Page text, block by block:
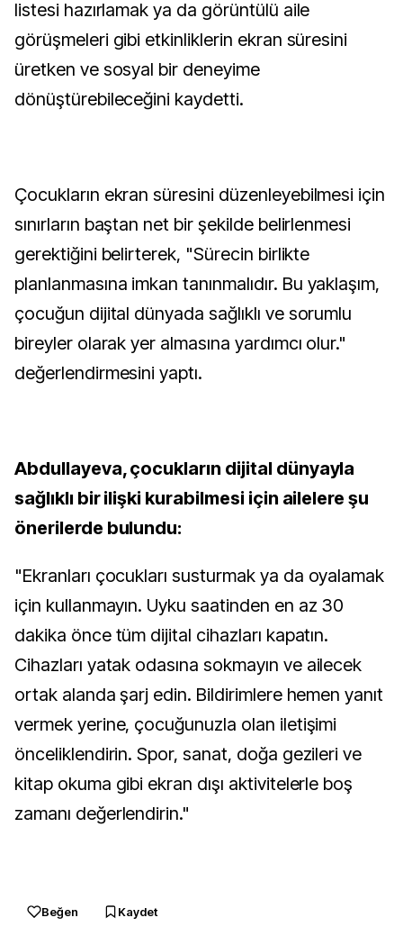
listesi hazırlamak ya da görüntülü aile
görüşmeleri gibi etkinliklerin ekran süresini
üretken ve sosyal bir deneyime
dönüştürebileceğini kaydetti.
Çocukların ekran süresini düzenleyebilmesi için
sınırların baştan net bir şekilde belirlenmesi
gerektiğini belirterek, "Sürecin birlikte
planlanmasına imkan tanınmalıdır. Bu yaklaşım,
çocuğun dijital dünyada sağlıklı ve sorumlu
bireyler olarak yer almasına yardımcı olur."
değerlendirmesini yaptı.
Abdullayeva, çocukların dijital dünyayla
sağlıklı bir ilişki kurabilmesi için ailelere şu
önerilerde bulundu:
"Ekranları çocukları susturmak ya da oyalamak
için kullanmayın. Uyku saatinden en az 30
dakika önce tüm dijital cihazları kapatın.
Cihazları yatak odasına sokmayın ve ailecek
ortak alanda şarj edin. Bildirimlere hemen yanıt
vermek yerine, çocuğunuzla olan iletişimi
önceliklendirin. Spor, sanat, doğa gezileri ve
kitap okuma gibi ekran dışı aktivitelerle boş
zamanı değerlendirin."
Beğen Kaydet